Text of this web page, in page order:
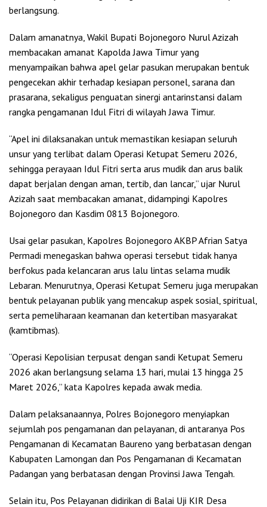
berlangsung.
Dalam amanatnya, Wakil Bupati Bojonegoro Nurul Azizah
membacakan amanat Kapolda Jawa Timur yang
menyampaikan bahwa apel gelar pasukan merupakan bentuk
pengecekan akhir terhadap kesiapan personel, sarana dan
prasarana, sekaligus penguatan sinergi antarinstansi dalam
rangka pengamanan Idul Fitri di wilayah Jawa Timur.
“Apel ini dilaksanakan untuk memastikan kesiapan seluruh
unsur yang terlibat dalam Operasi Ketupat Semeru 2026,
sehingga perayaan Idul Fitri serta arus mudik dan arus balik
dapat berjalan dengan aman, tertib, dan lancar,” ujar Nurul
Azizah saat membacakan amanat, didampingi Kapolres
Bojonegoro dan Kasdim 0813 Bojonegoro.
Usai gelar pasukan, Kapolres Bojonegoro AKBP Afrian Satya
Permadi menegaskan bahwa operasi tersebut tidak hanya
berfokus pada kelancaran arus lalu lintas selama mudik
Lebaran. Menurutnya, Operasi Ketupat Semeru juga merupakan
bentuk pelayanan publik yang mencakup aspek sosial, spiritual,
serta pemeliharaan keamanan dan ketertiban masyarakat
(kamtibmas).
“Operasi Kepolisian terpusat dengan sandi Ketupat Semeru
2026 akan berlangsung selama 13 hari, mulai 13 hingga 25
Maret 2026,” kata Kapolres kepada awak media.
Dalam pelaksanaannya, Polres Bojonegoro menyiapkan
sejumlah pos pengamanan dan pelayanan, di antaranya Pos
Pengamanan di Kecamatan Baureno yang berbatasan dengan
Kabupaten Lamongan dan Pos Pengamanan di Kecamatan
Padangan yang berbatasan dengan Provinsi Jawa Tengah.
Selain itu, Pos Pelayanan didirikan di Balai Uji KIR Desa